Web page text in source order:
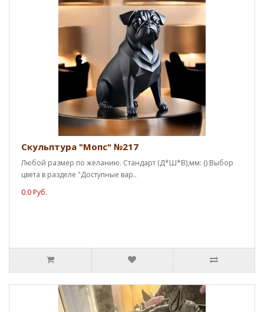
Скульптура "Мопс" №217
Любой размер по желанию. Стандарт (Д*Ш*В),мм: () Выбор
цвета в разделе "Доступные вар..
0.0 Руб.